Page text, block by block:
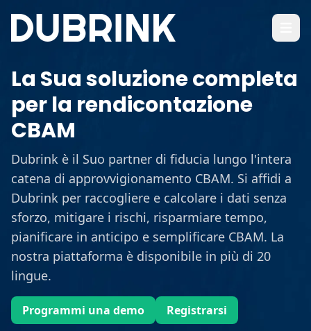
Apri
La Sua soluzione completa
per la rendicontazione
CBAM
Dubrink è il Suo partner di fiducia lungo l'intera
catena di approvvigionamento CBAM. Si affidi a
Dubrink per raccogliere e calcolare i dati senza
sforzo, mitigare i rischi, risparmiare tempo,
pianificare in anticipo e semplificare CBAM. La
nostra piattaforma è disponibile in più di 20
lingue.
Programmi una demo Registrarsi